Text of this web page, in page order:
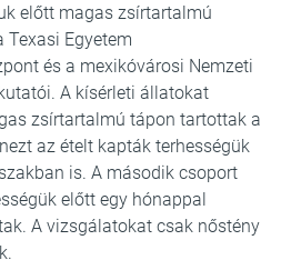
előtt magas zsírtartalmú
Egyetem
és a mexikóvárosi Nemzeti
A kísérleti állatokat
zsírtartalmú tápon tartottak a
az ételt kapták terhességük
is. A második csoport
előtt egy hónappal
A vizsgálatokat csak nőstény